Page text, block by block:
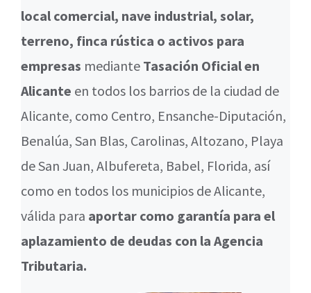
local comercial, nave industrial, solar,
terreno, finca rústica o activos para
empresas mediante Tasación Oficial en
Alicante en todos los barrios de la ciudad de
Alicante, como Centro, Ensanche-Diputación,
Benalúa, San Blas, Carolinas, Altozano, Playa
de San Juan, Albufereta, Babel, Florida, así
como en todos los municipios de Alicante,
válida para aportar como garantía para el
aplazamiento de deudas con la Agencia
Tributaria.